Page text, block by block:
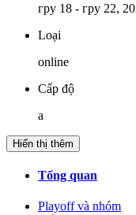
гру 18 - гру 22,
Loại
online
Cấp độ
a
Hiển thị thêm
Tổng quan
Playoff và nhóm